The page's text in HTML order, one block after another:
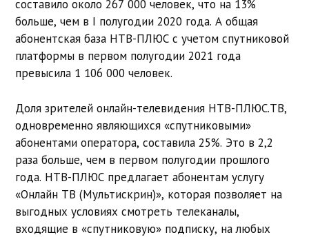
составило около 267 000 человек, что на 13%
больше, чем в I полугодии 2020 года. А общая
абонентская база НТВ-ПЛЮС с учетом спутниковой
платформы в первом полугодии 2021 года
превысила 1 106 000 человек.
Доля зрителей онлайн-телевидения НТВ-ПЛЮС.ТВ,
одновременно являющихся «спутниковыми»
абонентами оператора, составила 25%. Это в 2,2
раза больше, чем в первом полугодии прошлого
года. НТВ-ПЛЮС предлагает абонентам услугу
«Онлайн ТВ (Мультискрин)», которая позволяет на
выгодных условиях смотреть телеканалы,
входящие в «спутниковую» подписку, на любых